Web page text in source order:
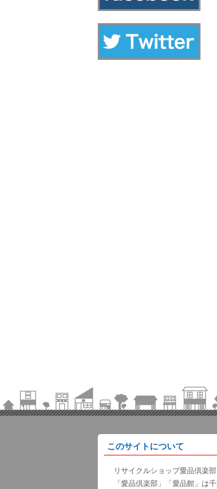
このサイトについて
リサイクルショップ愛品倶楽
「愛品倶楽部」「愛品館」は